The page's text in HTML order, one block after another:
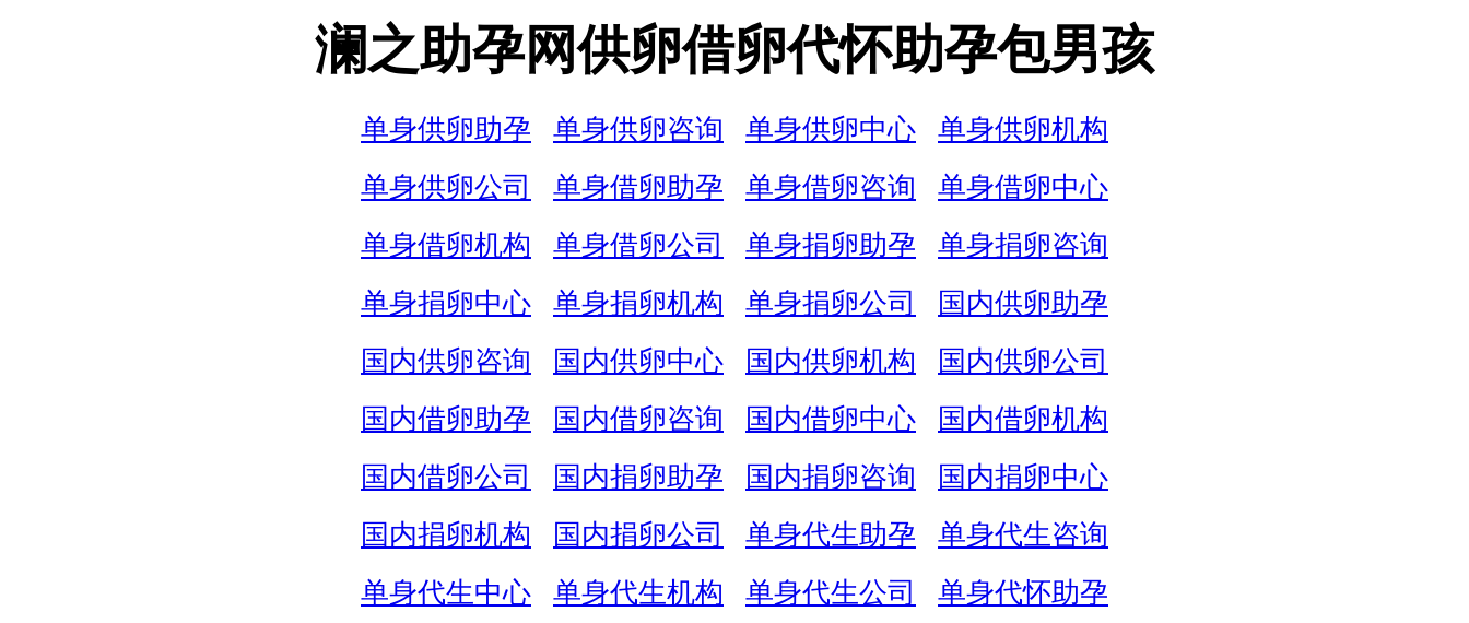
澜之助孕网供卵借卵代怀助孕包男孩
单身供卵助孕 单身供卵咨询 单身供卵中心
单身供卵机构
单身供卵公司
单身借卵助孕 单身借卵咨询
单身借卵中心
单身借卵机构
单身借卵公司 单身捐卵助孕
单身捐卵咨询
单身捐卵中心
单身捐卵机构 单身捐卵公司
国内供卵助孕
国内供卵咨询
国内供卵中心 国内供卵机构
国内供卵公司
国内借卵助孕
国内借卵咨询 国内借卵中心
国内借卵机构
国内借卵公司
国内捐卵助孕 国内捐卵咨询
国内捐卵中心
国内捐卵机构
国内捐卵公司 单身代生助孕
单身代生咨询
单身代生中心
单身代生机构 单身代生公司
单身代怀助孕